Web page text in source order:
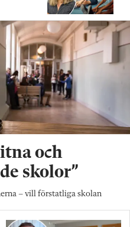
och
skolor”
– vill förstatliga skolan